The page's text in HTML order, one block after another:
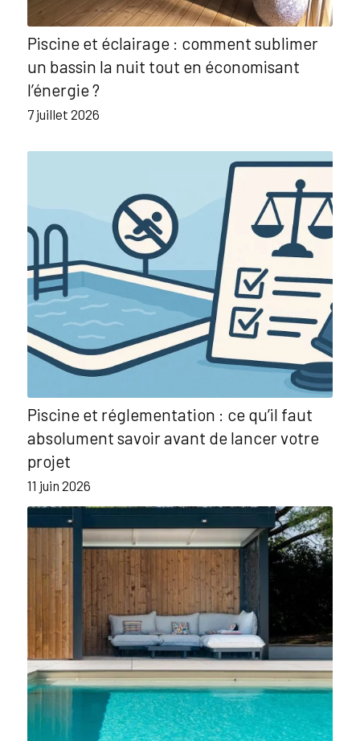
Piscine et éclairage : comment sublimer
un bassin la nuit tout en économisant
l’énergie ?
7 juillet 2026
Piscine et réglementation : ce qu’il faut
absolument savoir avant de lancer votre
projet
11 juin 2026